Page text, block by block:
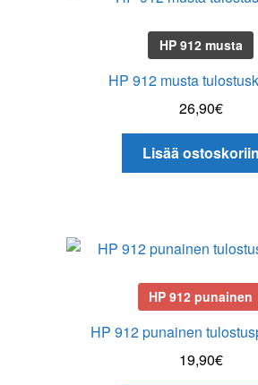
HP 912 musta
HP 912 musta
26,90€
Lisää ostoskoriin
HP 912 punainen
HP 912 punainen
19,90€